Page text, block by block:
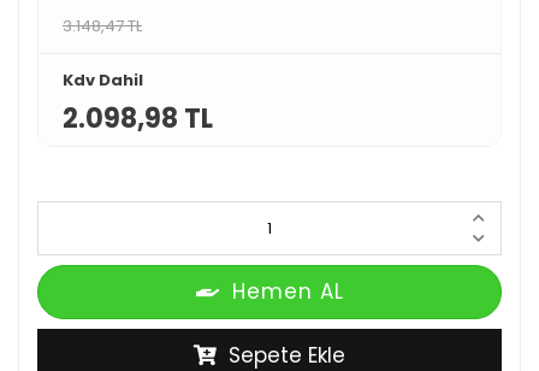
3.148,47 TL
Kdv Dahil
2.098,98 TL
Hemen AL
Sepete Ekle